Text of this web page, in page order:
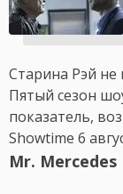
Старина Рэй не
Пятый сезон
показатель,
Showtime 6
Mr. Mercedes